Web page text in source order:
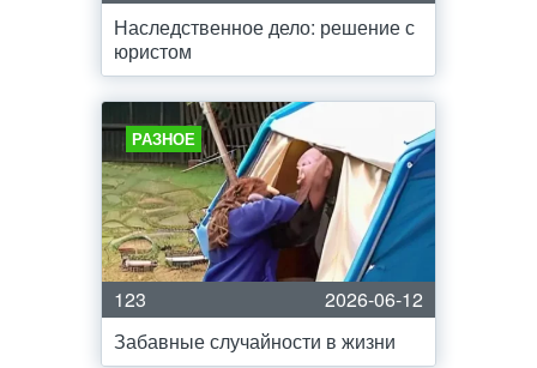
Наследственное дело: решение с
юристом
РАЗНОЕ
123
2026-06-12
Забавные случайности в жизни